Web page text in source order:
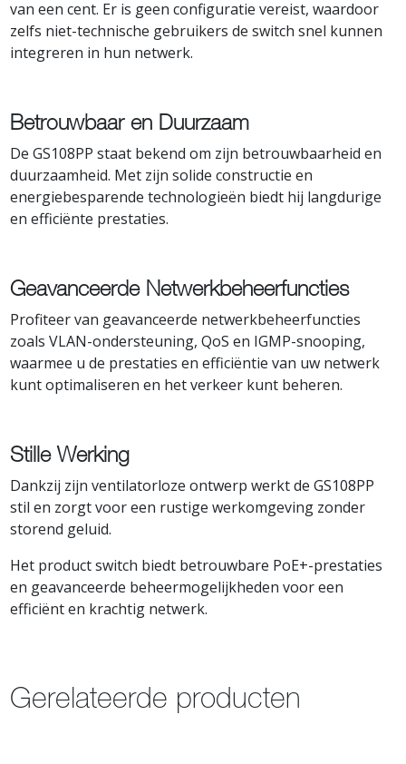
van een cent. Er is geen configuratie vereist, waardoor
zelfs niet-technische gebruikers de switch snel kunnen
integreren in hun netwerk.
Betrouwbaar en Duurzaam
De GS108PP staat bekend om zijn betrouwbaarheid en
duurzaamheid. Met zijn solide constructie en
energiebesparende technologieën biedt hij langdurige
en efficiënte prestaties.
Geavanceerde Netwerkbeheerfuncties
Profiteer van geavanceerde netwerkbeheerfuncties
zoals VLAN-ondersteuning, QoS en IGMP-snooping,
waarmee u de prestaties en efficiëntie van uw netwerk
kunt optimaliseren en het verkeer kunt beheren.
Stille Werking
Dankzij zijn ventilatorloze ontwerp werkt de GS108PP
stil en zorgt voor een rustige werkomgeving zonder
storend geluid.
Het product switch biedt betrouwbare PoE+-prestaties
en geavanceerde beheermogelijkheden voor een
efficiënt en krachtig netwerk.
Gerelateerde producten